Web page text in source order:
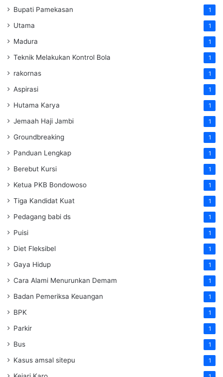
Bupati Pamekasan 1
Utama 1
Madura 1
Teknik Melakukan Kontrol Bola 1
rakornas 1
Aspirasi 1
Hutama Karya 1
Jemaah Haji Jambi 1
Groundbreaking 1
Panduan Lengkap 1
Berebut Kursi 1
Ketua PKB Bondowoso 1
Tiga Kandidat Kuat 1
Pedagang babi ds 1
Puisi 1
Diet Fleksibel 1
Gaya Hidup 1
Cara Alami Menurunkan Demam 1
Badan Pemeriksa Keuangan 1
BPK 1
Parkir 1
Bus 1
Kasus amsal sitepu 1